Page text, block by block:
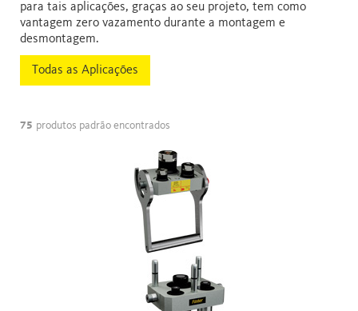
para tais aplicações, graças ao seu projeto, tem como
vantagem zero vazamento durante a montagem e
desmontagem.
Todas as Aplicações
75 produtos padrão encontrados